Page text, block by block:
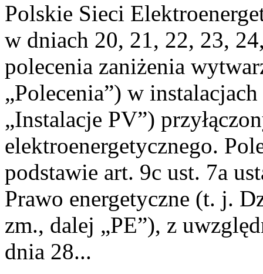
Polskie Sieci
w dniach 20, 21, 22, 23,
polecenia zaniżenia
„Polecenia”) w
„Instalacje PV”)
elektroenergetycznego.
podstawie art. 9c ust. 7a
Prawo energetyczne (t. j.
zm., dalej „PE”), z
dnia 28...